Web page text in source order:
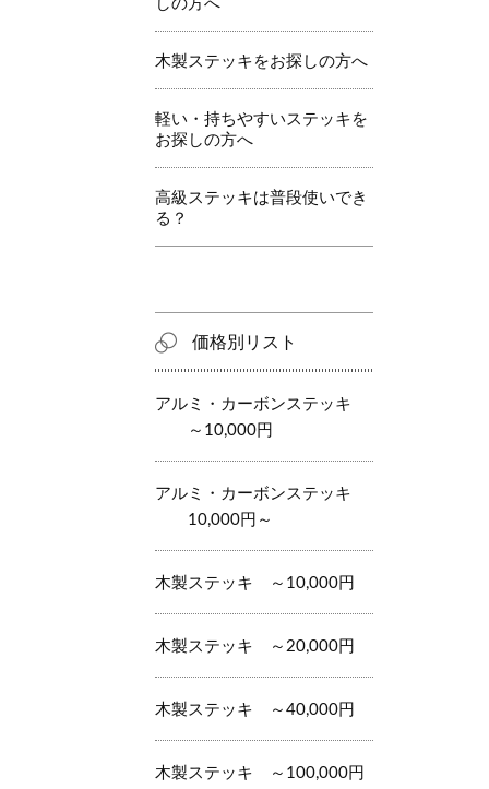
しの方へ
木製ステッキをお探しの方へ
軽い・持ちやすいステッキを
お探しの方へ
高級ステッキは普段使いでき
る？
価格別リスト
アルミ・カーボンステッキ
～10,000円
アルミ・カーボンステッキ
10,000円～
木製ステッキ ～10,000円
木製ステッキ ～20,000円
木製ステッキ ～40,000円
木製ステッキ ～100,000円